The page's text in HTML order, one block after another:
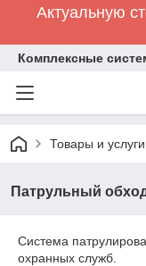
Актуальную
Комплексные
Товары и услуги
Патрульный
Система
охранных служб.